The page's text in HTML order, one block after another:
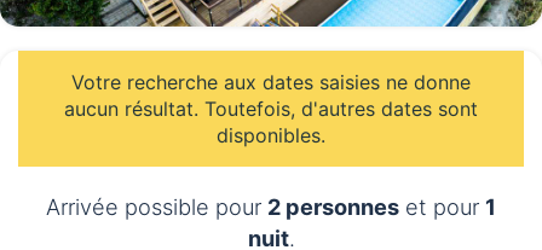
Votre recherche aux dates saisies ne donne
aucun résultat. Toutefois, d'autres dates sont
disponibles.
Arrivée possible pour 2 personnes et pour 1
nuit.